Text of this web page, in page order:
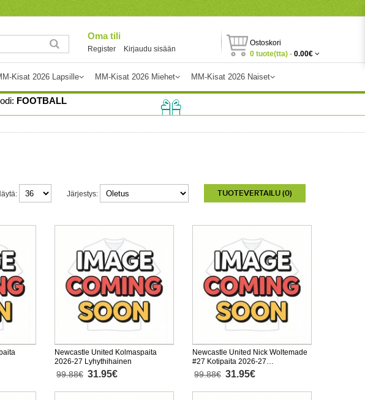
Oma tili
Register Kirjaudu sisään
Ostoskori
0 tuote(tta) - 0.00€
Kisat 2026 Lapsille MM-Kisat 2026 Miehet MM-Kisat 2026 Naiset
FOOTBALL
TUOTEVERTAILU (0)
Järjestys:
Newcastle United Kolmaspaita
2026-27 Lyhythihainen
99.88€ 31.95€
Newcastle United Nick Woltemade
#27 Kotipaita 2026-27
Lyhythihainen
99.88€ 31.95€